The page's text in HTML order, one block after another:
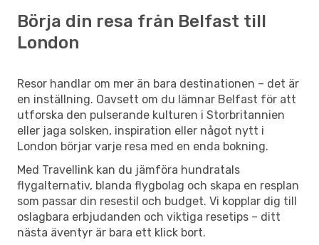
Börja din resa från Belfast till
London
Resor handlar om mer än bara destinationen – det är
en inställning. Oavsett om du lämnar Belfast för att
utforska den pulserande kulturen i Storbritannien
eller jaga solsken, inspiration eller något nytt i
London börjar varje resa med en enda bokning.
Med Travellink kan du jämföra hundratals
flygalternativ, blanda flygbolag och skapa en resplan
som passar din resestil och budget. Vi kopplar dig till
oslagbara erbjudanden och viktiga resetips – ditt
nästa äventyr är bara ett klick bort.